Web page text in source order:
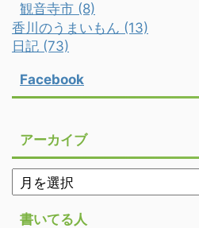
観音寺市 (8)
香川のうまいもん (13)
日記 (73)
Facebook
アーカイブ
書いてる人